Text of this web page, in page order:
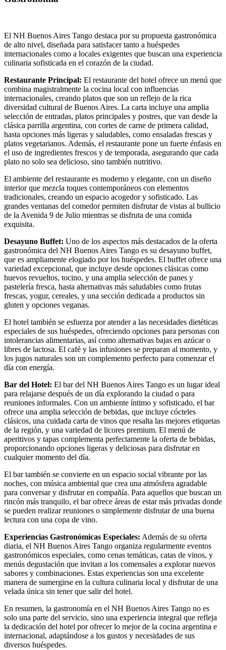
El NH Buenos Aires Tango destaca por su propuesta gastronómica
de alto nivel, diseñada para satisfacer tanto a huéspedes
internacionales como a locales exigentes que buscan una experiencia
culinaria sofisticada en el corazón de la ciudad.
Restaurante Principal: El restaurante del hotel ofrece un menú que
combina magistralmente la cocina local con influencias
internacionales, creando platos que son un reflejo de la rica
diversidad cultural de Buenos Aires. La carta incluye una amplia
selección de entradas, platos principales y postres, que van desde la
clásica parrilla argentina, con cortes de carne de primera calidad,
hasta opciones más ligeras y saludables, como ensaladas frescas y
platos vegetarianos. Además, el restaurante pone un fuerte énfasis en
el uso de ingredientes frescos y de temporada, asegurando que cada
plato no solo sea delicioso, sino también nutritivo.
El ambiente del restaurante es moderno y elegante, con un diseño
interior que mezcla toques contemporáneos con elementos
tradicionales, creando un espacio acogedor y sofisticado. Las
grandes ventanas del comedor permiten disfrutar de vistas al bullicio
de la Avenida 9 de Julio mientras se disfruta de una comida
exquisita.
Desayuno Buffet: Uno de los aspectos más destacados de la oferta
gastronómica del NH Buenos Aires Tango es su desayuno buffet,
que es ampliamente elogiado por los huéspedes. El buffet ofrece una
variedad excepcional, que incluye desde opciones clásicas como
huevos revueltos, tocino, y una amplia selección de panes y
pastelería fresca, hasta alternativas más saludables como frutas
frescas, yogur, cereales, y una sección dedicada a productos sin
gluten y opciones veganas.
El hotel también se esfuerza por atender a las necesidades dietéticas
especiales de sus huéspedes, ofreciendo opciones para personas con
intolerancias alimentarias, así como alternativas bajas en azúcar o
libres de lactosa. El café y las infusiones se preparan al momento, y
los jugos naturales son un complemento perfecto para comenzar el
día con energía.
Bar del Hotel: El bar del NH Buenos Aires Tango es un lugar ideal
para relajarse después de un día explorando la ciudad o para
reuniones informales. Con un ambiente íntimo y sofisticado, el bar
ofrece una amplia selección de bebidas, que incluye cócteles
clásicos, una cuidada carta de vinos que resalta las mejores etiquetas
de la región, y una variedad de licores premium. El menú de
aperitivos y tapas complementa perfectamente la oferta de bebidas,
proporcionando opciones ligeras y deliciosas para disfrutar en
cualquier momento del día.
El bar también se convierte en un espacio social vibrante por las
noches, con música ambiental que crea una atmósfera agradable
para conversar y disfrutar en compañía. Para aquellos que buscan un
rincón más tranquilo, el bar ofrece áreas de estar más privadas donde
se pueden realizar reuniones o simplemente disfrutar de una buena
lectura con una copa de vino.
Experiencias Gastronómicas Especiales: Además de su oferta
diaria, el NH Buenos Aires Tango organiza regularmente eventos
gastronómicos especiales, como cenas temáticas, catas de vinos, y
menús degustación que invitan a los comensales a explorar nuevos
sabores y combinaciones. Estas experiencias son una excelente
manera de sumergirse en la cultura culinaria local y disfrutar de una
velada única sin tener que salir del hotel.
En resumen, la gastronomía en el NH Buenos Aires Tango no es
solo una parte del servicio, sino una experiencia integral que refleja
la dedicación del hotel por ofrecer lo mejor de la cocina argentina e
internacional, adaptándose a los gustos y necesidades de sus
diversos huéspedes.